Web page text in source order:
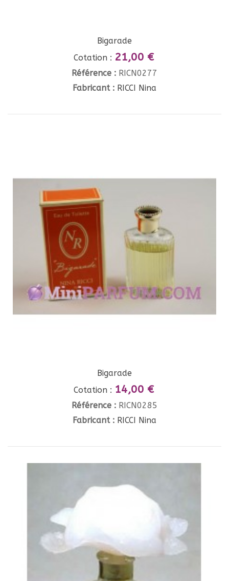
Bigarade
Cotation : 21,00 €
Référence : RICN0277
Fabricant : RICCI Nina
Bigarade
Cotation : 14,00 €
Référence : RICN0285
Fabricant : RICCI Nina